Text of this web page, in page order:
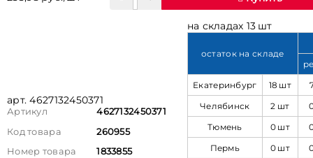
арт. 4627132450371
Артикул
4627132450371
Код товара
260955
Номер товара
1833855
на складах 13 шт
остаток на складе
Екатеринбург
18 шт
Челябинск
2 шт
Тюмень
0 шт
Пермь
0 шт